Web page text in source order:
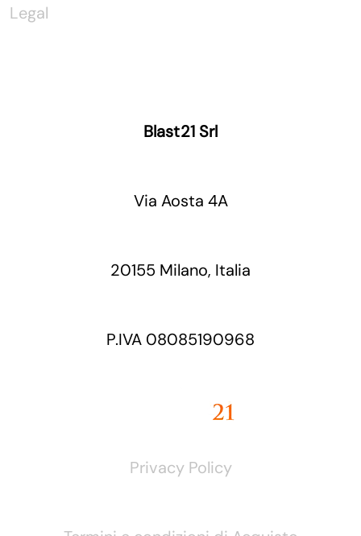
Legal
Blast21 Srl
Via Aosta 4A
20155 Milano, Italia
P.IVA 08085190968
Privacy Policy